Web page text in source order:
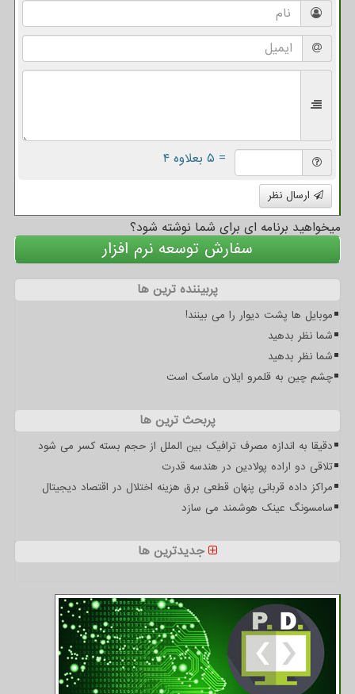
= ۵ بعلاوه ۴
ارسال نظر
میخواهید برنامه ای برای شما نوشته شود؟
سفارش توسعه نرم افزار
پربیننده ترین ها
موبایل ها پشت دیوار را می بینند!
شما نظر بدهید
شما نظر بدهید
چشم چین به قلمرو ایلان ماسک است
پربحث ترین ها
دقیقا به اندازه مصرف ترافیک بین الملل از حجم بسته کسر می شود
تلاقی دو اراده پولادین در هندسه قدرت
مراکز داده قربانی پنهان قطعی برق هزینه اختلال در اقتصاد دیجیتال
سامسونگ عینک هوشمند می سازد
جدیدترین ها